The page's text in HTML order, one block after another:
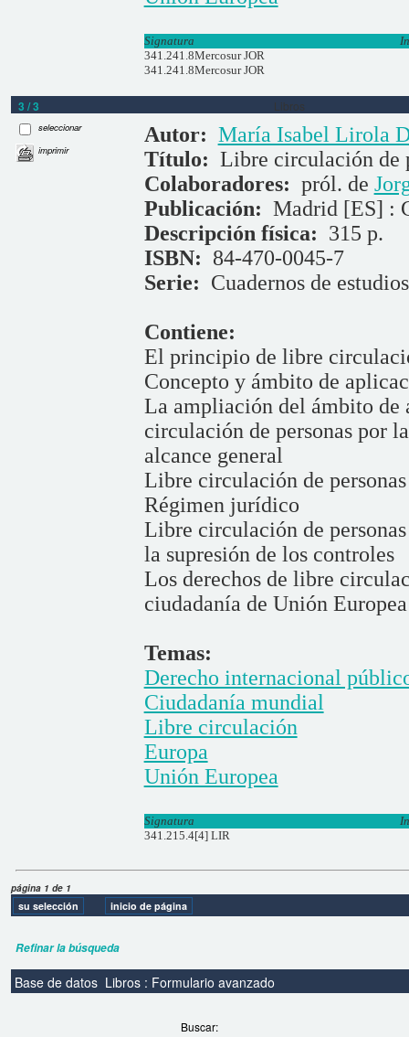
Signatura
341.241.8Mercosur JOR
341.241.8Mercosur JOR
3 / 3 Libros
seleccionar
imprimir
Autor: María Isabel Lirola
Título: Libre circulación de
Colaboradores: pról. de
Publicación: Madrid [ES] :
Descripción física: 315 p.
ISBN: 84-470-0045-7
Serie: Cuadernos de
Contiene:
El principio de libre
Concepto y ámbito de
La ampliación del ámbito
circulación de personas por
alcance general
Libre circulación de
Régimen jurídico
Libre circulación de
la supresión de los controles
Los derechos de libre
ciudadanía de Unión Europea
Temas:
Derecho internacional
Ciudadanía mundial
Libre circulación
Europa
Unión Europea
Signatura
341.215.4[4] LIR
página 1 de 1
Refinar la búsqueda
Base de datos Libros : Formulario avanzado
Buscar: